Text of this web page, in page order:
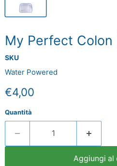
My Perfect
SKU
Water Powered
Prezzo attuale
€4,00
Quantità
Aggiungi al